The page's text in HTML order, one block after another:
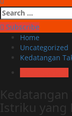
Search
for:
Subscribe
Home
Uncategorized
Kedatangan
Kedatangan
Istriku yang